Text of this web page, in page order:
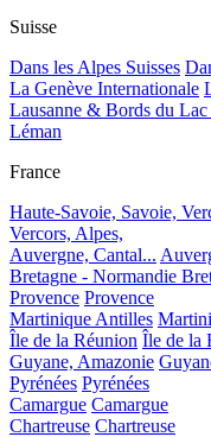
Suisse
Dans les Alpes Suisses
La Genève Internationale
Lausanne & Bords du
Léman
France
Haute-Savoie, Savoie,
Vercors, Alpes,
Auvergne, Cantal...
Bretagne - Normandie
Provence Provence
Martinique Antilles
Île de la Réunion Île de la
Guyane, Amazonie
Pyrénées Pyrénées
Camargue Camargue
Chartreuse Chartreuse